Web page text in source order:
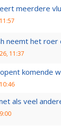
meerdere
neemt het
11:37
komende
als veel